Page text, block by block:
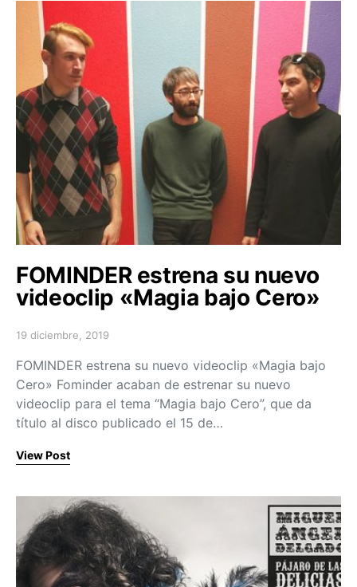
FOMINDER estrena su nuevo
videoclip «Magia bajo Cero»
Posted on
19 diciembre, 2019
FOMINDER estrena su nuevo videoclip «Magia bajo
Cero» Fominder acaban de estrenar su nuevo
videoclip para el tema “Magia bajo Cero”, que da
título al disco publicado el 15 de…
View Post